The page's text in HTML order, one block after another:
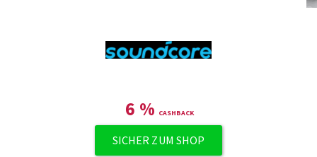
6 %
SICHER ZUM SHOP